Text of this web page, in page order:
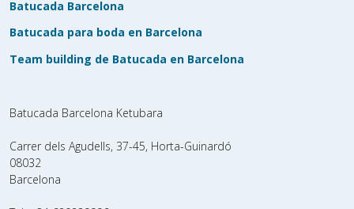
Batucada Barcelona
Batucada para boda en Barcelona
Team building de Batucada en Barcelona
Batucada Barcelona Ketubara
Carrer dels Agudells, 37-45, Horta-Guinardó
08032
Barcelona